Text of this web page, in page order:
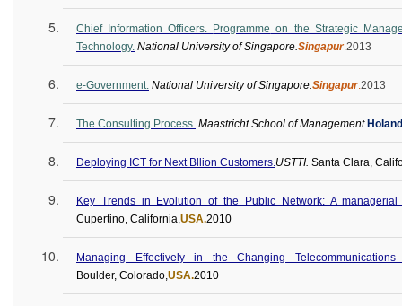
Chief Information Officers. Programme on the Strategic
Technology. National University of Singapore. Singapur.2013
e-Government. National University of Singapore. Singapur.2013
The Consulting Process. Maastricht School of Management.
Deploying ICT for Next Bllion Customers. USTTI. Santa Clara,
Key Trends in Evolution of the Public Network: A managerial
Cupertino, California, USA.2010
Managing Effectively in the Changing
Boulder, Colorado, USA.2010